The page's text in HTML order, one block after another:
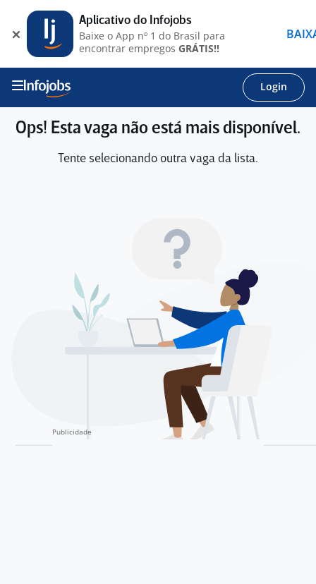
Login
Ops! Esta vaga não está mais disponível.
Tente selecionando outra vaga da lista.
Aplicativo do Infojobs
Baixe o App nº 1 do Brasil para
encontrar empregos GRÁTIS!!